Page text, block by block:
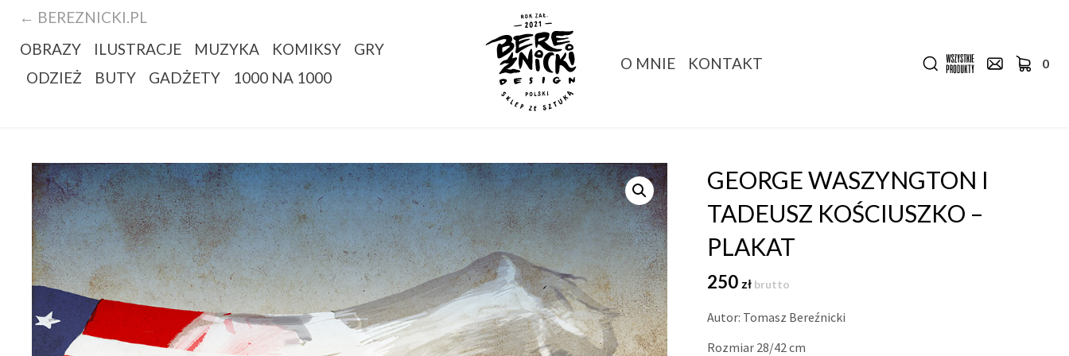
← BEREZNICKI.PL
OBRAZY
ILUSTRACJE MUZYKA KOMIKSY
GRY
ODZIEŻ
BUTY GADŻETY 1000 NA 1000
O MNIE KONTAKT 0
GEORGE WASZYNGTON I
TADEUSZ KOŚCIUSZKO –
PLAKAT
250 zł brutto
Autor: Tomasz Bereźnicki
Rozmiar 28/42 cm